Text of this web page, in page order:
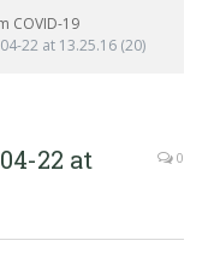
COVID-19
22 at 13.25.16 (20)
22 at
0